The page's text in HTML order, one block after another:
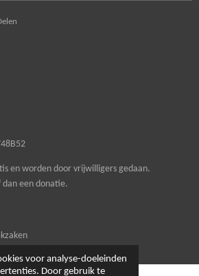
voor analyse-doeleinden
Door gebruik te
en worden door vrijwilligers gedaan.
een donatie.